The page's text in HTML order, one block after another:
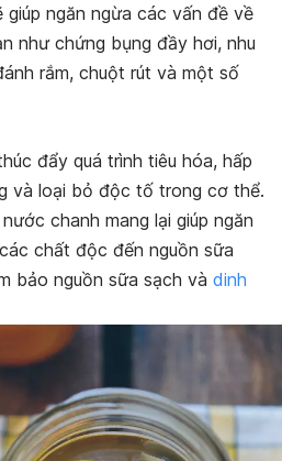
ngăn ngừa các vấn đề về
như chứng bụng đầy hơi, nhu
rắm, chuột rút và một số
đẩy quá trình tiêu hóa, hấp
và loại bỏ độc tố trong cơ thể.
chanh mang lại giúp ngăn
chất độc đến nguồn sữa
bảo nguồn sữa sạch và dinh